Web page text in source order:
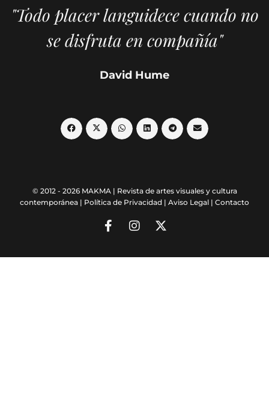
"Todo placer languidece cuando no
se disfruta en compañía"
David Hume
© 2012 - 2026 MAKMA | Revista de artes visuales y cultura
contemporánea | Política de Privacidad | Aviso Legal | Contacto